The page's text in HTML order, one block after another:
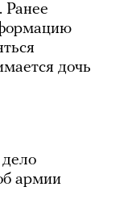
Ранее
дочь
армии